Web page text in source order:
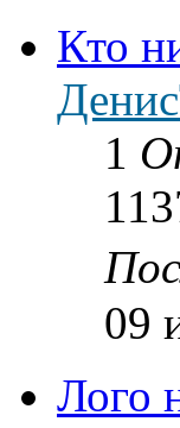
Кто
1
09
Лого